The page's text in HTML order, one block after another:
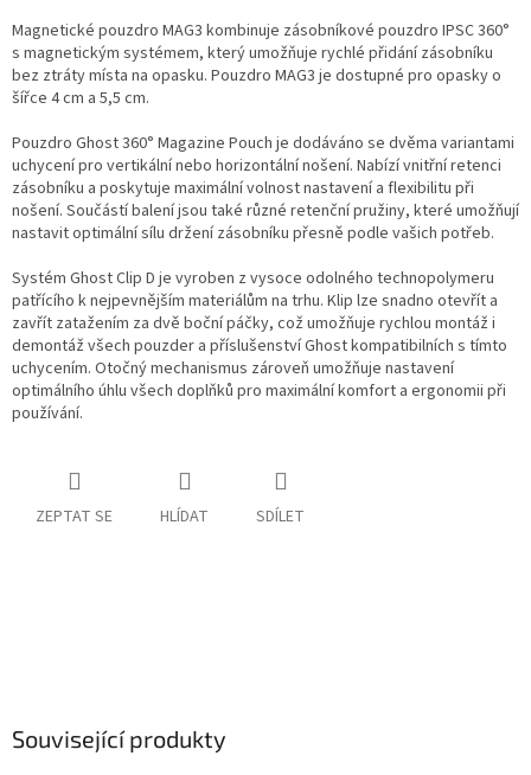
Magnetické pouzdro MAG3 kombinuje zásobníkové pouzdro IPSC 360°
s magnetickým systémem, který umožňuje rychlé přidání zásobníku
bez ztráty místa na opasku. Pouzdro MAG3 je dostupné pro opasky o
šířce 4 cm a 5,5 cm.
Pouzdro Ghost 360° Magazine Pouch je dodáváno se dvěma variantami
uchycení pro vertikální nebo horizontální nošení. Nabízí vnitřní retenci
zásobníku a poskytuje maximální volnost nastavení a flexibilitu při
nošení. Součástí balení jsou také různé retenční pružiny, které umožňují
nastavit optimální sílu držení zásobníku přesně podle vašich potřeb.
Systém Ghost Clip D je vyroben z vysoce odolného technopolymeru
patřícího k nejpevnějším materiálům na trhu. Klip lze snadno otevřít a
zavřít zatažením za dvě boční páčky, což umožňuje rychlou montáž i
demontáž všech pouzder a příslušenství Ghost kompatibilních s tímto
uchycením. Otočný mechanismus zároveň umožňuje nastavení
optimálního úhlu všech doplňků pro maximální komfort a ergonomii při
používání.
ZEPTAT SE HLÍDAT SDÍLET
Související produkty